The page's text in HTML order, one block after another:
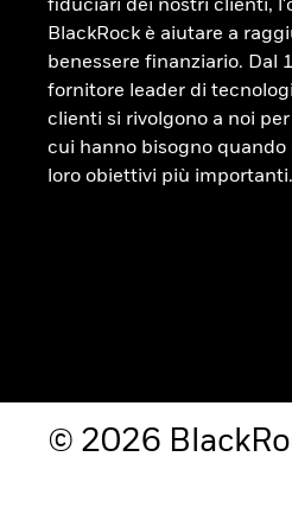
fiduciari dei nostri clienti,
BlackRock è aiutare a
benessere finanziario. Dal
fornitore leader di
clienti si rivolgono a noi
cui hanno bisogno quando
loro obiettivi più importanti.
© 2026